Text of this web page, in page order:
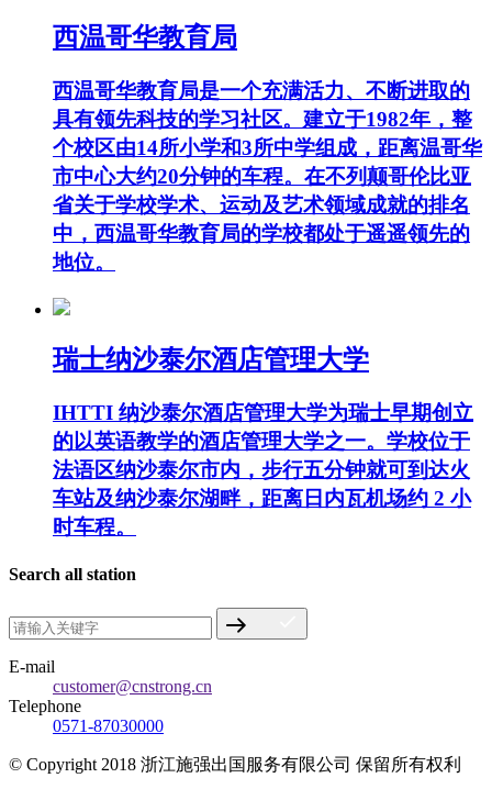
西温哥华教育局
西温哥华教育局是一个充满活力、不断进取的
具有领先科技的学习社区。建立于1982年，整
个校区由14所小学和3所中学组成，距离温哥华
市中心大约20分钟的车程。在不列颠哥伦比亚
省关于学校学术、运动及艺术领域成就的排名
中，西温哥华教育局的学校都处于遥遥领先的
地位。
瑞士纳沙泰尔酒店管理大学
IHTTI 纳沙泰尔酒店管理大学为瑞士早期创立
的以英语教学的酒店管理大学之一。学校位于
法语区纳沙泰尔市内，步行五分钟就可到达火
车站及纳沙泰尔湖畔，距离日内瓦机场约 2 小
时车程。
Search all station
E-mail
customer@cnstrong.cn
Telephone
0571-87030000
© Copyright 2018 浙江施强出国服务有限公司 保留所有权利